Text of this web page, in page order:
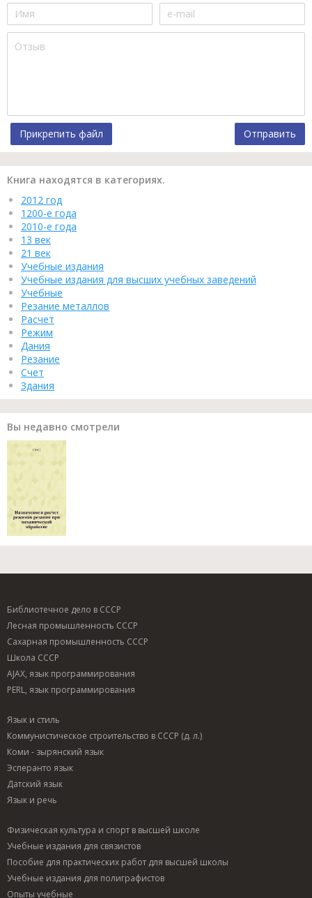
Прикрепить файл Отправить
Книга находятся в категориях.
2012 год
1200-е года
2010-е года
13 век
21 век
Учебные издания
Учебные издания для высших учебных заведений
Учебные
Резание металлов
Расчет
Режим
Дания
Резание
Счет
Здания
Вы недавно смотрели
Библиотечное дело в СССР
Лесная промышленность СССР
Сахарная промышленность СССР
Школа СССР
AJAX, язык программирования
PERL, язык программирования
Язык и стиль
Коммунистическое строительство в СССР (д. л.)
Коми - зырянский язык
Эсперанто язык
Датский язык
Язык и речь
Физическая культура и спорт в высшей школе
Учебные издания для связистов
Пособие для практических работ для высшей школы
Учебные издания для полиграфистов
Опыты учебные